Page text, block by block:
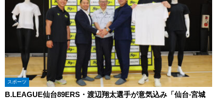
スポーツ
B.LEAGUE仙台89ERS・渡辺翔太選手が意気込み「仙台‧宮城